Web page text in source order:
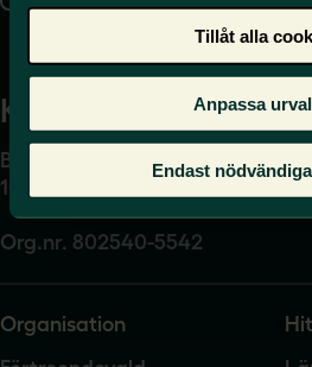
Tillåt alla
Anpassa urval
Endast
Kansli
Box 17061
104 62 Stockholm
Org.nr. 802540-5542
Organisation